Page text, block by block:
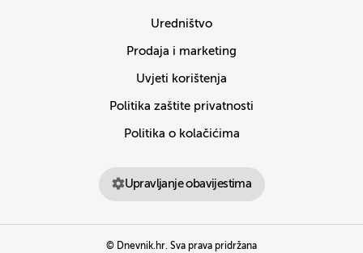
Uredništvo
Prodaja i marketing
Uvjeti korištenja
Politika zaštite privatnosti
Politika o kolačićima
Upravljanje obavijestima
© Dnevnik.hr. Sva prava pridržana